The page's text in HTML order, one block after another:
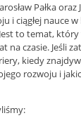
Pałka
i ciągłej nauce
to temat,
na czasie. Jeśli
kiedy
rozwoju i